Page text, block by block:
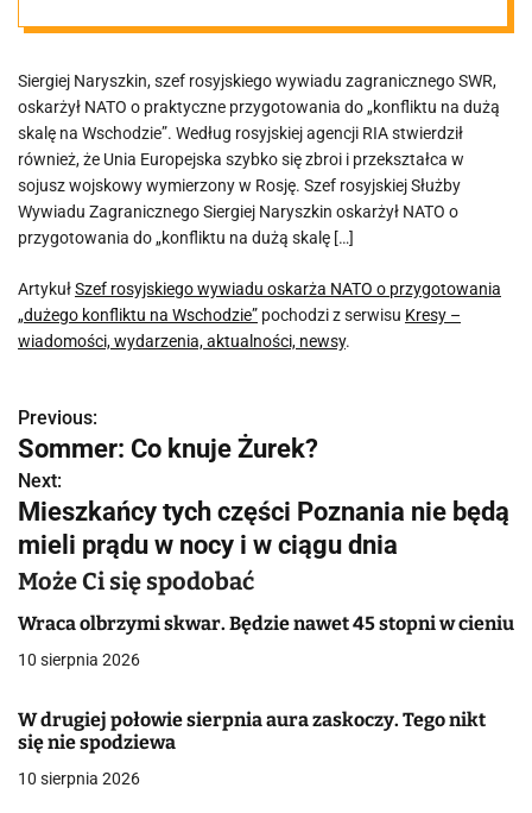
„dużego
konfliktu na
Wschodzie”
Siergiej Naryszkin, szef rosyjskiego wywiadu zagranicznego SWR,
oskarżył NATO o praktyczne przygotowania do „konfliktu na dużą
skalę na Wschodzie”. Według rosyjskiej agencji RIA stwierdził
również, że Unia Europejska szybko się zbroi i przekształca w
sojusz wojskowy wymierzony w Rosję. Szef rosyjskiej Służby
Wywiadu Zagranicznego Siergiej Naryszkin oskarżył NATO o
przygotowania do „konfliktu na dużą skalę […]
ArtykułSzef rosyjskiego wywiadu oskarża NATO o przygotowania
„dużego konfliktu na Wschodzie” pochodzi z serwisu Kresy –
wiadomości, wydarzenia, aktualności, newsy.
N
a
w
i
a
j
a
Previous:
Sommer: Co knuje Żurek?
Next:
Mieszkańcy tych części Poznania nie będą
mieli prądu w nocy i w ciągu dnia
Może Ci się spodobać
Wraca olbrzymi skwar. Będzie nawet 45 stopni w cieniu
10 sierpnia 2026
W drugiej połowie sierpnia aura zaskoczy. Tego nikt
się nie spodziewa
10 sierpnia 2026